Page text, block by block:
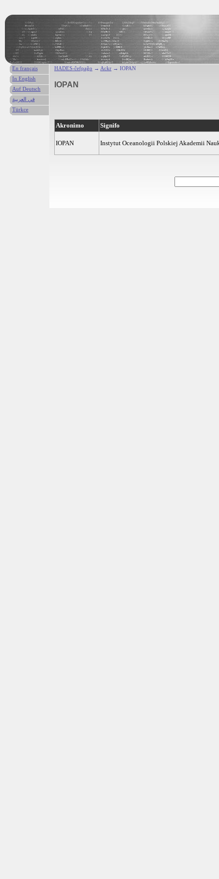
HADES-ĉefpaĝo → Ackr → IOPAN
IOPAN
Akronimo Signifo
IOPAN Instytut Oceanologii Polskiej Akademii
En français
In English
Auf Deutsch
في العربية
Türkce